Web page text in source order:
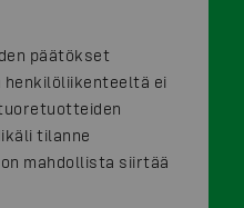
päätökset
ei
tilanne
mahdollista siirtää